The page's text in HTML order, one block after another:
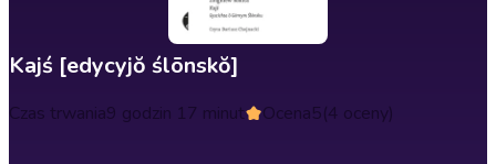
Kajś [edycyjŏ ślōnskŏ]
Czas trwania9 godzin 17 minut Ocena5(4 oceny)